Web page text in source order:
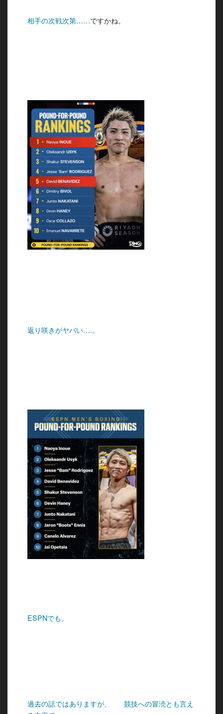
相手の次戦次第……ですかね。
返り咲きがヤバい….。
ESPNでも。
過去の話ではありますが、
競技への冒涜とも言え